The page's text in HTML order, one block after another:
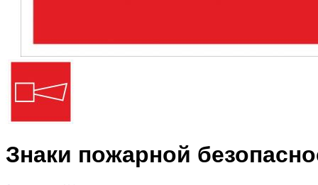
Знаки пожарной